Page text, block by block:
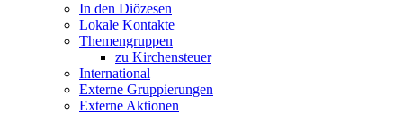
In den Diözesen
Lokale Kontakte
Themengruppen
zu Kirchensteuer
International
Externe Gruppierungen
Externe Aktionen